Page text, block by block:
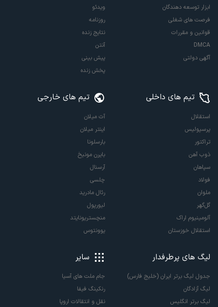
ابزار توسعه دهندگان
فرصت های شغلی
قوانین و مقررات
DMCA
آگهی دولتی
ویدئو
روزنامه
نتایج زنده
آنتن
پیش بینی
پخش زنده
تیم های داخلی
استقلال
پرسپولیس
تراکتور
ذوب آهن
سپاهان
فولاد
ملوان
گل‌گهر
آلومینیوم اراک
استقلال خوزستان
تیم های خارجی
آث میلان
اینتر میلان
بارسلونا
بایرن مونیخ
آرسنال
چلسی
رئال مادرید
لیورپول
منچستریونایتد
یوونتوس
لیگ های پرطرفدار
جدول لیگ برتر ایران (خلیج فارس)
لیگ آزادگان
لیگ برتر انگلیس
سایر
جام ملت های آسیا
رنکینگ فیفا
نقل و انتقالات اروپا